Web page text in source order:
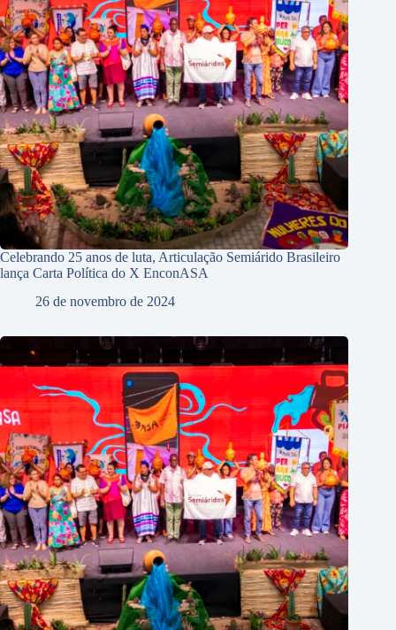
Celebrando 25 anos de luta, Articulação Semiárido Brasileiro
lança Carta Política do X EnconASA
26 de novembro de 2024